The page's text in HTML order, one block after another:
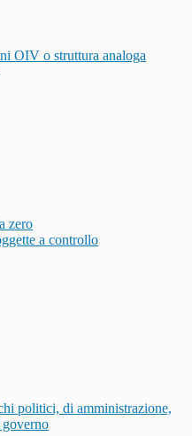
OIV o struttura analoga
zero
a controllo
politici, di amministrazione,